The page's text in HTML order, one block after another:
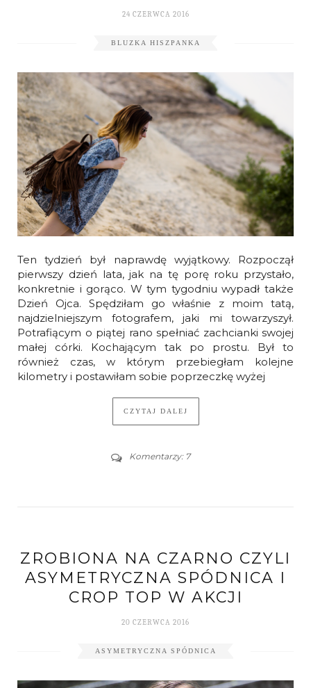
24 CZERWCA 2016
BLUZKA HISZPANKA
Ten tydzień był naprawdę wyjątkowy. Rozpoczął
pierwszy dzień lata, jak na tę porę roku przystało,
konkretnie i gorąco. W tym tygodniu wypadł także
Dzień Ojca. Spędziłam go właśnie z moim tatą,
najdzielniejszym fotografem, jaki mi towarzyszył.
Potrafiącym o piątej rano spełniać zachcianki swojej
małej córki. Kochającym tak po prostu. Był to
również czas, w którym przebiegłam kolejne
kilometry i postawiłam sobie poprzeczkę wyżej
CZYTAJ DALEJ
Komentarzy: 7
ZROBIONA NA CZARNO CZYLI
ASYMETRYCZNA SPÓDNICA I
CROP TOP W AKCJI
20 CZERWCA 2016
ASYMETRYCZNA SPÓDNICA